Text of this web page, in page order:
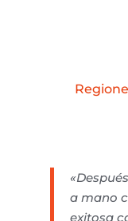
a mano
exitosa